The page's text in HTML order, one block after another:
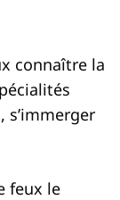
connaître la
s’immerger
feux le